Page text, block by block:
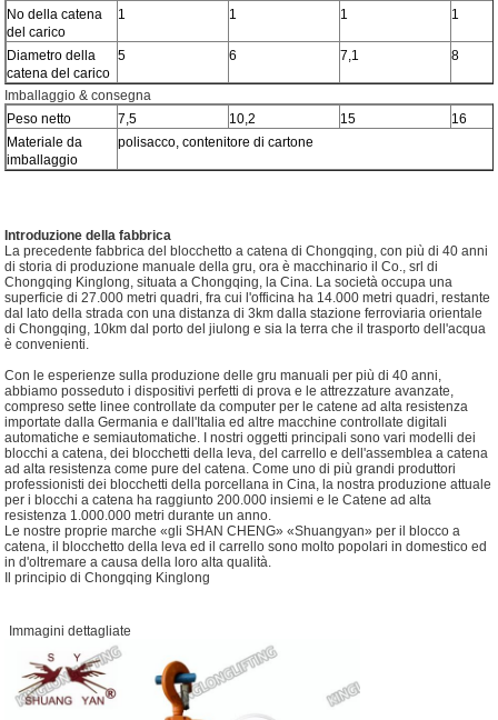
No della catena
del carico
1 1 1 1
Diametro della
catena del carico
5 6 7,1 8
Imballaggio & consegna
Peso netto
7,5 10,2 15
16
Materiale da
imballaggio
polisacco, contenitore di cartone
Introduzione della fabbrica
La precedente fabbrica del blocchetto a catena di Chongqing, con più di 40 anni
di storia di produzione manuale della gru, ora è macchinario il Co., srl di
Chongqing Kinglong, situata a Chongqing, la Cina. La società occupa una
superficie di 27.000 metri quadri, fra cui l'officina ha 14.000 metri quadri, restante
dal lato della strada con una distanza di 3km dalla stazione ferroviaria orientale
di Chongqing, 10km dal porto del jiulong e sia la terra che il trasporto dell'acqua
è convenienti.
Con le esperienze sulla produzione delle gru manuali per più di 40 anni,
abbiamo posseduto i dispositivi perfetti di prova e le attrezzature avanzate,
compreso sette linee controllate da computer per le catene ad alta resistenza
importate dalla Germania e dall'Italia ed altre macchine controllate digitali
automatiche e semiautomatiche. I nostri oggetti principali sono vari modelli dei
blocchi a catena, dei blocchetti della leva, del carrello e dell'assemblea a catena
ad alta resistenza come pure del catena. Come uno di più grandi produttori
professionisti dei blocchetti della porcellana in Cina, la nostra produzione attuale
per i blocchi a catena ha raggiunto 200.000 insiemi e le Catene ad alta
resistenza 1.000.000 metri durante un anno.
Le nostre proprie marche «gli SHAN CHENG» «Shuangyan» per il blocco a
catena, il blocchetto della leva ed il carrello sono molto popolari in domestico ed
in d'oltremare a causa della loro alta qualità.
Il principio di Chongqing Kinglong
Immagini dettagliate